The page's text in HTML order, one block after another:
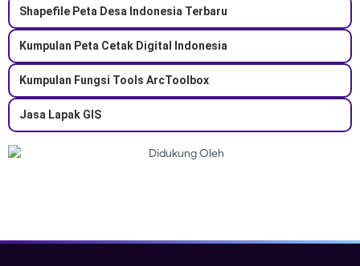
Shapefile Peta Desa Indonesia Terbaru
Kumpulan Peta Cetak Digital Indonesia
Kumpulan Fungsi Tools ArcToolbox
Jasa Lapak GIS